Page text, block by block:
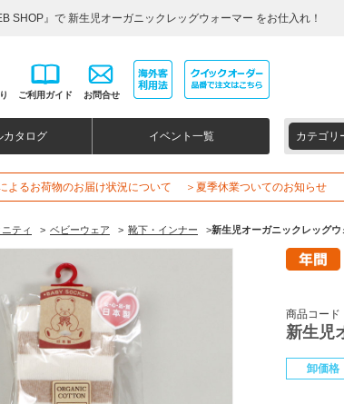
SHOP』で 新生児オーガニックレッグウォーマー をお仕入れ！
ご利用ガイド お問合せ
カタログ イベント一覧 カテゴリ
よるお荷物のお届け状況について ＞夏季休業ついてのお知らせ
ティ > ベビーウェア > 靴下・インナー >新生児オーガニックレッグウ
商品コード
新生児
卸価格